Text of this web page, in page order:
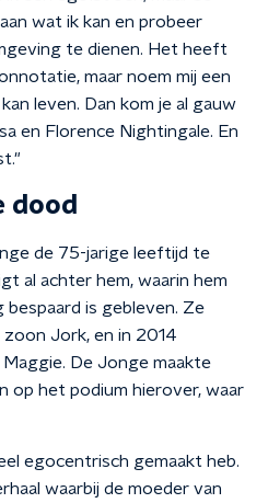
wat ik kan en probeer
te dienen. Het heeft
maar noem mij een
leven. Dan kom je al gauw
en Florence Nightingale. En
dood
de 75-jarige leeftijd te
al achter hem, waarin hem
is gebleven. Ze
Jork, en in 2014
De Jonge maakte
op het podium hierover, waar
egocentrisch gemaakt heb.
waarbij de moeder van